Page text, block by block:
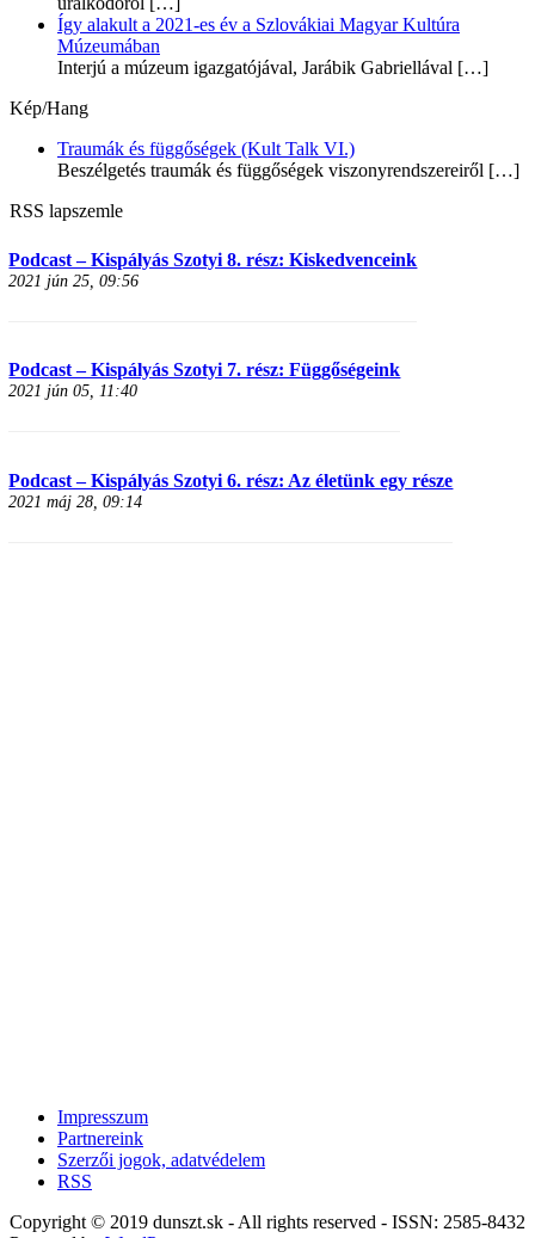
Így alakult a 2021-es év a Szlovákiai Magyar Kultúra
Múzeumában
Interjú a múzeum igazgatójával, Jarábik Gabriellával […]
Kép/Hang
Traumák és függőségek (Kult Talk VI.)
Beszélgetés traumák és függőségek viszonyrendszereiről […]
RSS lapszemle
Podcast – Kispályás Szotyi 8. rész: Kiskedvenceink
2021 jún 25, 09:56
Podcast – Kispályás Szotyi 7. rész: Függőségeink
2021 jún 05, 11:40
Podcast – Kispályás Szotyi 6. rész: Az életünk egy része
2021 máj 28, 09:14
Impresszum
Partnereink
Szerzői jogok, adatvédelem
RSS
Copyright © 2019 dunszt.sk - All rights reserved - ISSN: 2585-8432